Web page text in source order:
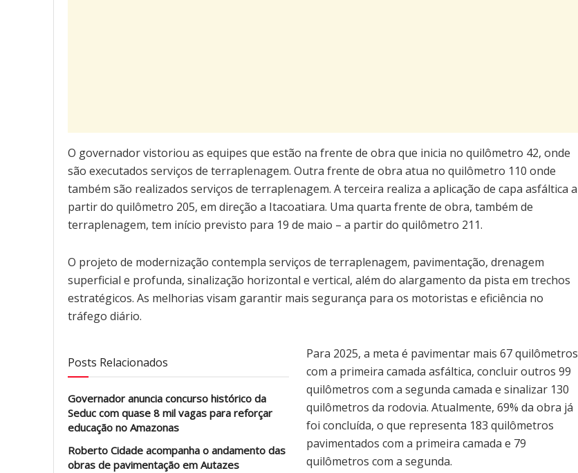
O governador vistoriou as equipes que estão na frente de obra que inicia no quilômetro 42, onde
são executados serviços de terraplenagem. Outra frente de obra atua no quilômetro 110 onde
também são realizados serviços de terraplenagem. A terceira realiza a aplicação de capa asfáltica a
partir do quilômetro 205, em direção a Itacoatiara. Uma quarta frente de obra, também de
terraplenagem, tem início previsto para 19 de maio – a partir do quilômetro 211.
O projeto de modernização contempla serviços de terraplenagem, pavimentação, drenagem
superficial e profunda, sinalização horizontal e vertical, além do alargamento da pista em trechos
estratégicos. As melhorias visam garantir mais segurança para os motoristas e eficiência no
tráfego diário.
Posts Relacionados
Governador anuncia concurso histórico da
Seduc com quase 8 mil vagas para reforçar
educação no Amazonas
Roberto Cidade acompanha o andamento das
obras de pavimentação em Autazes
Para 2025, a meta é pavimentar mais 67 quilômetros
com a primeira camada asfáltica, concluir outros 99
quilômetros com a segunda camada e sinalizar 130
quilômetros da rodovia. Atualmente, 69% da obra já
foi concluída, o que representa 183 quilômetros
pavimentados com a primeira camada e 79
quilômetros com a segunda.